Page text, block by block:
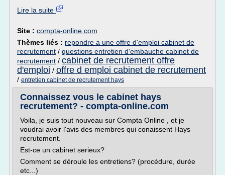
Lire la suite
Site : compta-online.com
Thèmes liés : repondre a une offre d'emploi cabinet de
recrutement / questions entretien d'embauche cabinet de
recrutement / cabinet de recrutement offre
d'emploi / offre d emploi cabinet de recrutement
/ entretien cabinet de recrutement hays
Connaissez vous le cabinet hays
recrutement? - compta-online.com
Voila, je suis tout nouveau sur Compta Online , et je
voudrai avoir l'avis des membres qui conaissent Hays
recrutement.
Est-ce un cabinet serieux?
Comment se déroule les entretiens? (procédure, durée
etc...)